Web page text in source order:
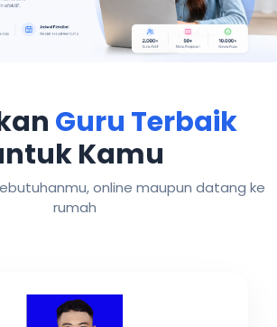
Guru Terbaik
Kamu
online maupun datang ke
rumah